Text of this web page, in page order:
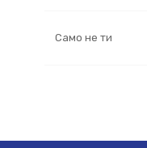
Само не ти